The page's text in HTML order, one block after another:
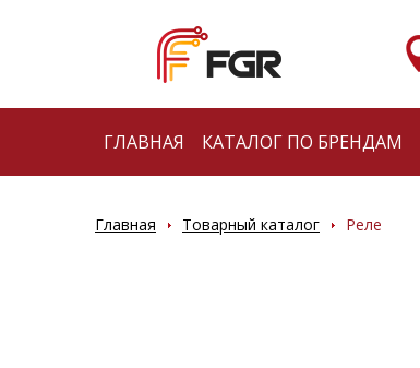
ГЛАВНАЯ КАТАЛОГ ПО БРЕНДАМ
Главная Товарный каталог Реле